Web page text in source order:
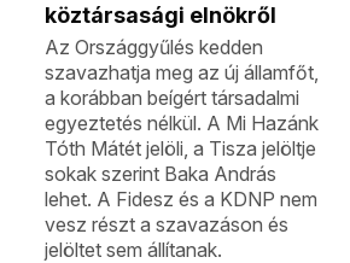
köztársasági elnökről
Az Országgyűlés kedden
szavazhatja meg az új államfőt,
a korábban beígért társadalmi
egyeztetés nélkül. A Mi Hazánk
Tóth Mátét jelöli, a Tisza jelöltje
sokak szerint Baka András
lehet. A Fidesz és a KDNP nem
vesz részt a szavazáson és
jelöltet sem állítanak.